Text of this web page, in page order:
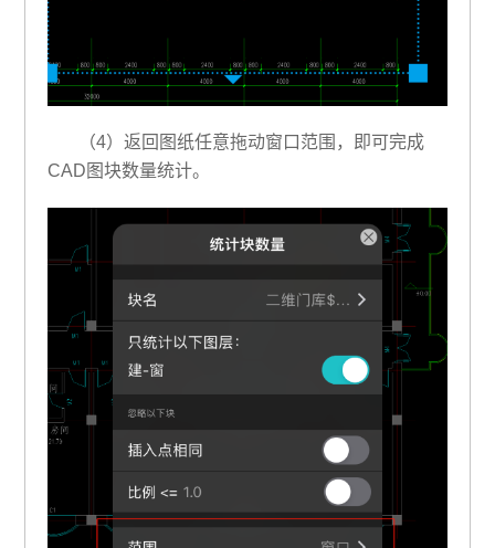
（4）返回图纸任意拖动窗口范围，即可完成
CAD图块数量统计。